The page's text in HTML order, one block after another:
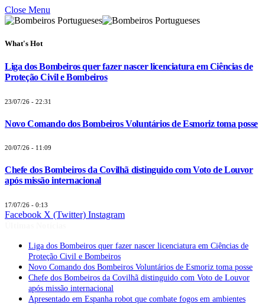
Close Menu
What's Hot
Liga dos Bombeiros quer fazer nascer licenciatura em Ciências de
Proteção Civil e Bombeiros
23/07/26 - 22:31
Novo Comando dos Bombeiros Voluntários de Esmoriz toma posse
20/07/26 - 11:09
Chefe dos Bombeiros da Covilhã distinguido com Voto de Louvor
após missão internacional
17/07/26 - 0:13
Facebook X (Twitter) Instagram
Liga dos Bombeiros quer fazer nascer licenciatura em Ciências de
Proteção Civil e Bombeiros
Novo Comando dos Bombeiros Voluntários de Esmoriz toma posse
Chefe dos Bombeiros da Covilhã distinguido com Voto de Louvor
após missão internacional
Apresentado em Espanha robot que combate fogos em ambientes